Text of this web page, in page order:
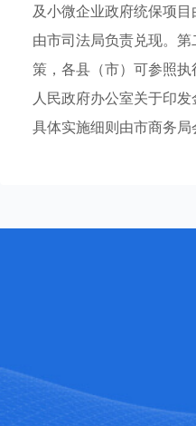
及小微企业政府统保项
由市司法局负责兑现。
策，各县（市）可参照
人民政府办公室关于印
具体实施细则由市商务